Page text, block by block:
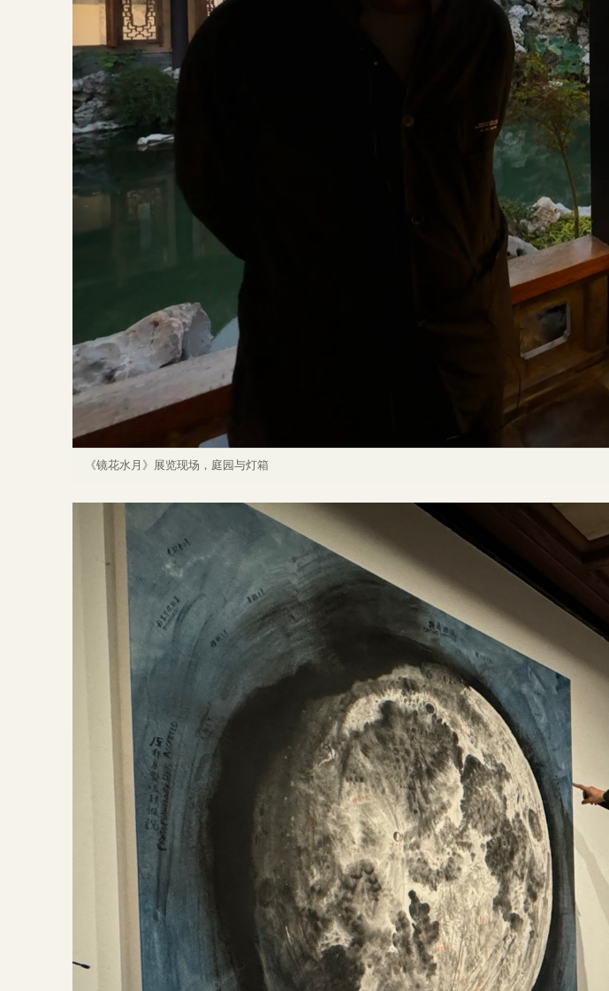
《镜花水月》展览现场，庭园与灯箱